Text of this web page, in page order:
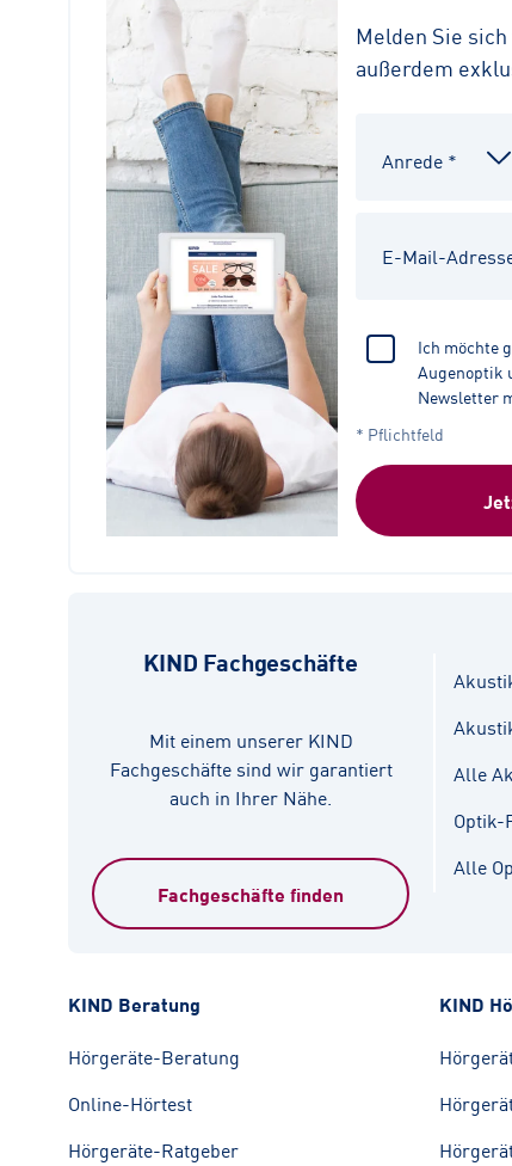
Melden Sie
außerdem
Ich möchte
Augenoptik
Newsletter
* Pflichtfeld
KIND Fachgeschäfte
Mit einem unserer KIND
Fachgeschäfte sind wir garantiert
auch in Ihrer Nähe.
Alle
Optik-
Alle
Fachgeschäfte finden
KIND Beratung
Hörgeräte-Beratung
Online-Hörtest
Hörgeräte-Ratgeber
KIND